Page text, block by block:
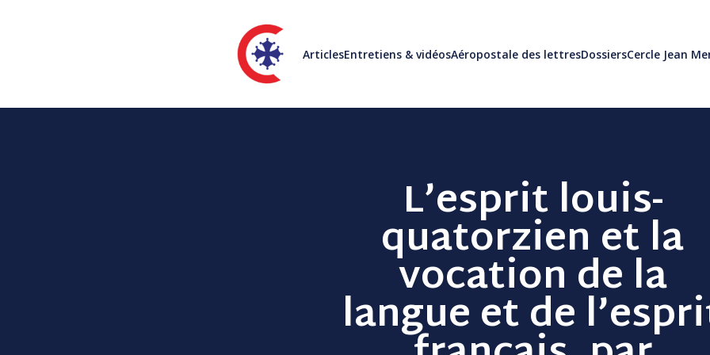
ArticlesEntretiens & vidéosAéropostale des lettresDossiersCercle Jean
L’esprit louis-
quatorzien et la
vocation de la
langue et de